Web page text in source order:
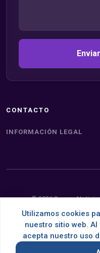
CONTACTO
INFORMACIÓN LEGAL
© 2026 Somos
Utilizamos cookies
nuestro sitio web.
acepta nuestro uso